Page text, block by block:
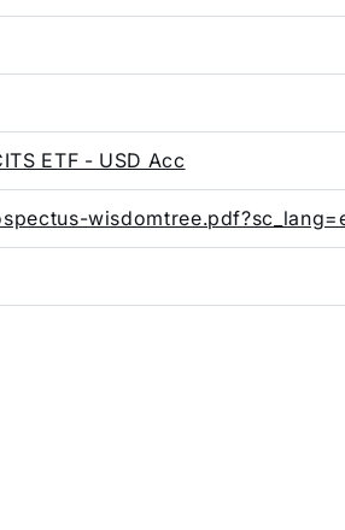
ETF - USD Acc